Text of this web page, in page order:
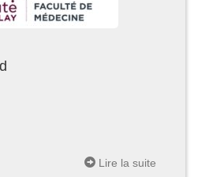
Lire la suite